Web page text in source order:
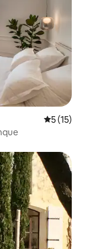
Prosječna
5 (15)
gosti”